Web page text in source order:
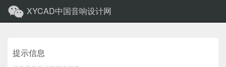
XYCAD中国音响设计网
提示信息